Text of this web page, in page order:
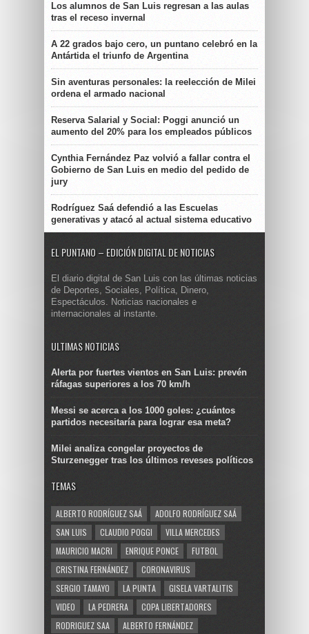
Los alumnos de San Luis regresan a las aulas
tras el receso invernal
A 22 grados bajo cero, un puntano celebró en la
Antártida el triunfo de Argentina
Sin aventuras personales: la reelección de Milei
ordena el armado nacional
Reserva Salarial y Social: Poggi anunció un
aumento del 20% para los empleados públicos
Cynthia Fernández Paz volvió a fallar contra el
Gobierno de San Luis en medio del pedido de
jury
Rodríguez Saá defendió a las Escuelas
generativas y atacó al actual sistema educativo
EL PUNTANO – EDICIÓN DIGITAL DE NOTICIAS
El diario digital de San Luis con las últimas noticias
de Deportes, Sociales, Política, Dinero,
Espectáculos. Noticias nacionales e
internacionales al instante.
ULTIMAS NOTICIAS
Alerta por fuertes vientos en San Luis: prevén
ráfagas superiores a los 70 km/h
Messi se acerca a los 1000 goles: ¿cuántos
partidos necesitaría para lograr esa meta?
Milei analiza congelar proyectos de
Sturzenegger tras los últimos reveses políticos
TEMAS
ALBERTO RODRÍGUEZ SAÁ
ADOLFO RODRÍGUEZ SAÁ
SAN LUIS
CLAUDIO POGGI
VILLA MERCEDES
MAURICIO MACRI
ENRIQUE PONCE
FUTBOL
CRISTINA FERNÁNDEZ
CORONAVIRUS
SERGIO TAMAYO
LA PUNTA
GISELA VARTALITIS
VIDEO
LA PEDRERA
COPA LIBERTADORES
RODRIGUEZ SAA
ALBERTO FERNÁNDEZ